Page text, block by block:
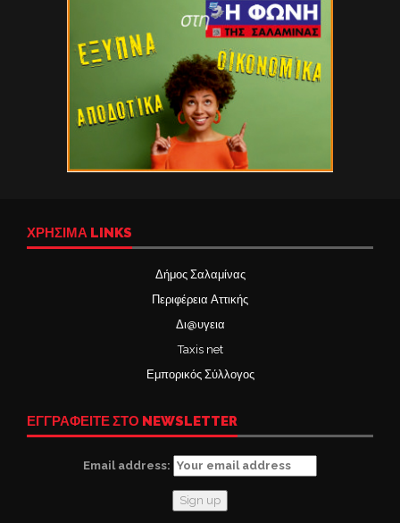
ΧΡΉΣΙΜΑ LINKS
Δήμος Σαλαμίνας
Περιφέρεια Αττικής
Δι@υγεια
Taxis net
Εμπορικός Σύλλογος
ΕΓΓΡΑΦΕΙΤΕ ΣΤΟ NEWSLETTER
Email address: